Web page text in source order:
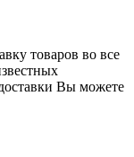
товаров во все
Вы можете